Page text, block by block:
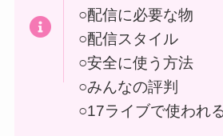
○配信に必要な物
○配信スタイル
○安全に使う方法
○みんなの評判
○17ライブで使われ